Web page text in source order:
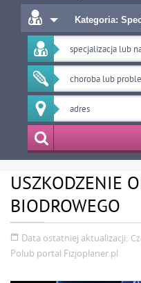
Kategoria:
USZKODZENIE
BIODROWEGO
Data ostatniej aktualizacji:
Polub portal Fizjoplaner.pl